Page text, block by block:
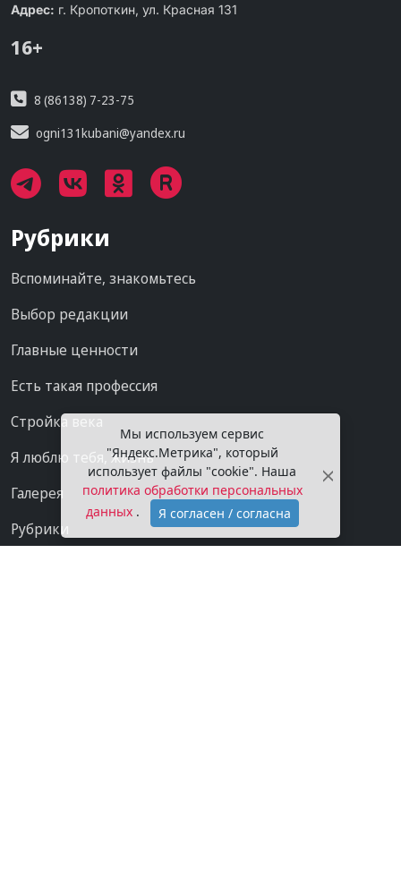
Адрес: г. Кропоткин, ул. Красная 131
16+
8 (86138) 7-23-75
ogni131kubani@yandex.ru
Рубрики
Вспоминайте, знакомьтесь
Выбор редакции
Главные ценности
Есть такая профессия
Стройка века
Я люблю тебя, жизнь
Галерея
Рубрики
Мы используем сервис
"Яндекс.Метрика", который
использует файлы "cookie". Наша
политика обработки персональных
данных . Я согласен / согласна